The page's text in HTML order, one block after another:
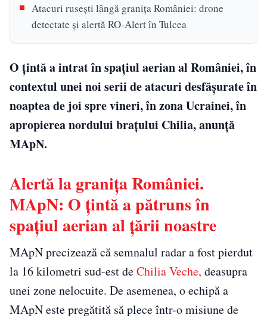
Atacuri rusești lângă granița României: drone
detectate și alertă RO-Alert în Tulcea
O ţintă a intrat în spaţiul aerian al României, în
contextul unei noi serii de atacuri desfăşurate în
noaptea de joi spre vineri, în zona Ucrainei, în
apropierea nordului braţului Chilia, anunţă
MApN.
Alertă la granița României.
MApN: O ţintă a pătruns în
spaţiul aerian al ţării noastre
MApN precizează că semnalul radar a fost pierdut
la 16 kilometri sud-est deChilia Veche, deasupra
unei zone nelocuite. De asemenea, o echipă a
MApN este pregătită să plece într-o misiune de